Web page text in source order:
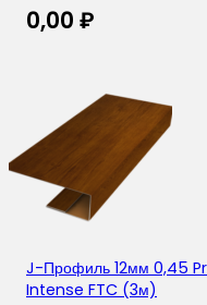
0,00 ₽
J-Профиль 12мм 0,45
Intense FTC (3м)